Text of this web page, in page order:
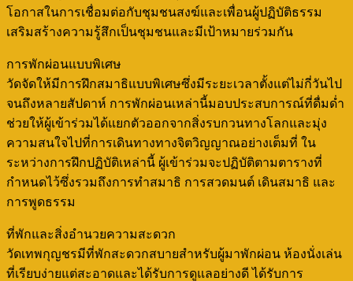
โอกาสในการเชื่อมต่อกับชุมชนสงฆ์และเพื่อนผู้ปฏิบัติธรรม
เสริมสร้างความรู้สึกเป็นชุมชนและมีเป้าหมายร่วมกัน
การพักผ่อนแบบพิเศษ
วัดจัดให้มีการฝึกสมาธิแบบพิเศษซึ่งมีระยะเวลาตั้งแต่ไม่กี่วันไป
จนถึงหลายสัปดาห์ การพักผ่อนเหล่านี้มอบประสบการณ์ที่ดื่มด่ำ
ช่วยให้ผู้เข้าร่วมได้แยกตัวออกจากสิ่งรบกวนทางโลกและมุ่ง
ความสนใจไปที่การเดินทางทางจิตวิญญาณอย่างเต็มที่ ใน
ระหว่างการฝึกปฏิบัติเหล่านี้ ผู้เข้าร่วมจะปฏิบัติตามตารางที่
กำหนดไว้ซึ่งรวมถึงการทำสมาธิ การสวดมนต์ เดินสมาธิ และ
การพูดธรรม
ที่พักและสิ่งอำนวยความสะดวก
วัดเทพกุญชรมีที่พักสะดวกสบายสำหรับผู้มาพักผ่อน ห้องนั่งเล่น
ที่เรียบง่ายแต่สะอาดและได้รับการดูแลอย่างดี ได้รับการ